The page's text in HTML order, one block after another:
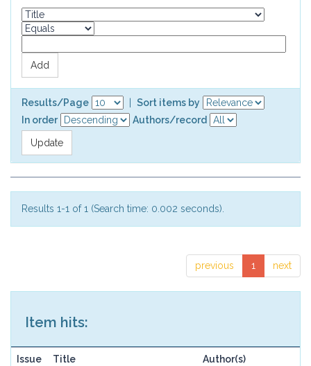
Results/Page
Sort items by
In order
Authors/record
Results 1-1 of 1 (Search time: 0.002 seconds).
previous 1 next
Item hits:
Issue Title Author(s)